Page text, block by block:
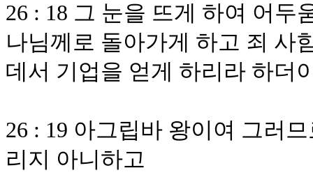
26 : 18 그 눈을 뜨게 하여 어두
나님께로 돌아가게 하고 죄 사
데서 기업을 얻게 하리라 하더
26 : 19 아그립바 왕이여 그러
리지 아니하고